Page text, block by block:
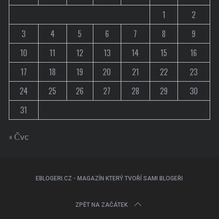
1
2
3
4 5 6 7 8
9
10
11 12 13 14 15
16
17
18 19 20 21 22
23
24
25 26 27 28 29
30
31
« Čvc
EBLOGERI.CZ - MAGAZÍN KTERÝ TVOŘÍ SAMI BLOGEŘI
ZPĚT NA ZAČÁTEK